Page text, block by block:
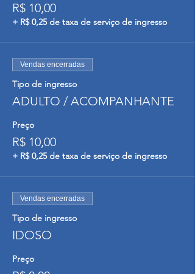
R$ 10,00
+ R$ 0,25 de taxa de serviço de ingresso
Vendas encerradas
Tipo de ingresso
ADULTO / ACOMPANHANTE
Preço
R$ 10,00
+ R$ 0,25 de taxa de serviço de ingresso
Vendas encerradas
Tipo de ingresso
IDOSO
Preço